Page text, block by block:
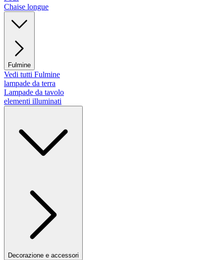
Chaise longue
Fulmine
Vedi tutti Fulmine
lampade da terra
Lampade da tavolo
elementi illuminati
Decorazione e accessori